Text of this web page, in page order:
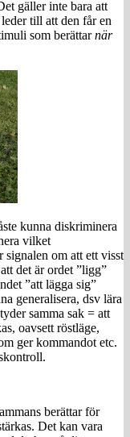
gäller inte bara att
till att den får en
som berättarnär
kunna diskriminera
vilket
signalen om att ett visst
det är ordet ”ligg”
”att lägga sig”
generalisera, dsv lära
samma sak = att
oavsett röstläge,
ger kommandot etc.
berättar för
Det kan vara